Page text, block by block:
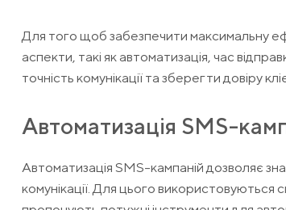
Для того щоб забезпечити максимальну
аспекти, такі як автоматизація, час
точність комунікації та зберегти довіру
Автоматизація SMS-
Автоматизація SMS-кампаній дозволяє
комунікації. Для цього